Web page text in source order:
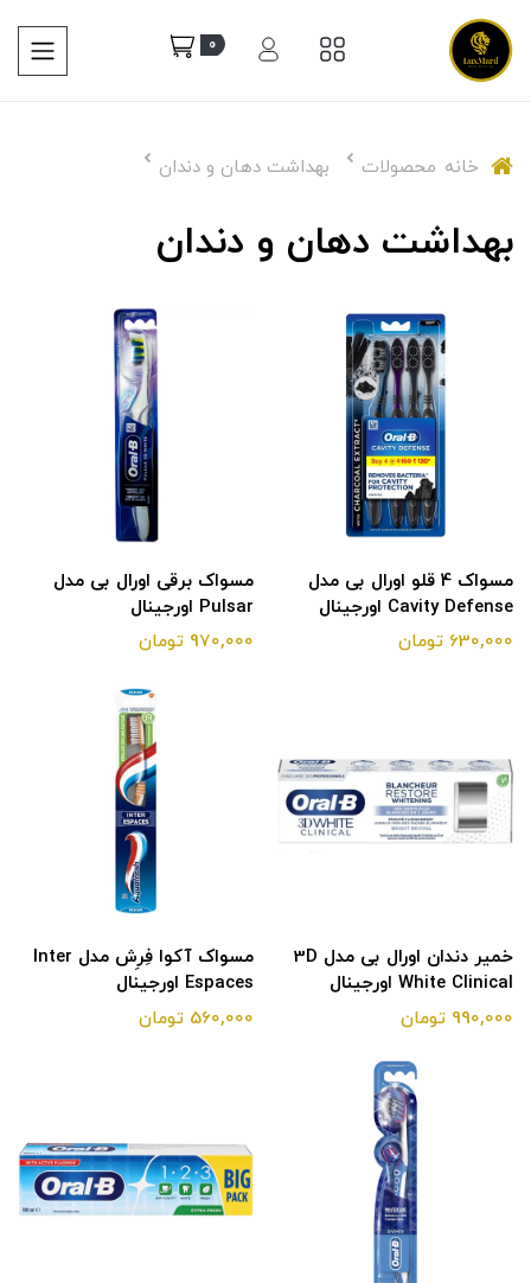
0
خانه محصولات بهداشت دهان و دندان
بهداشت دهان و دندان
مسواک 4 قلو اورال بی مدل
Cavity Defense اورجینال
630,000 تومان
مسواک برقی اورال بی مدل
Pulsar اورجینال
970,000 تومان
خمیر دندان اورال بی مدل 3D
White Clinical اورجینال
990,000 تومان
مسواک آکوا فِرِش مدل Inter
Espaces اورجینال
560,000 تومان